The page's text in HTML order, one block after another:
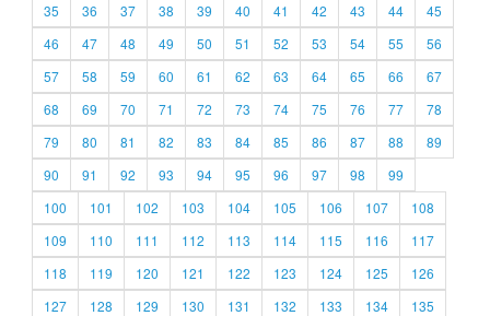
35
36 37 38 39 40 41 42 43 44
45
46
47 48 49 50 51 52 53 54 55
56
57
58 59 60 61 62 63 64 65 66
67
68
69 70 71 72 73 74 75 76 77
78
79
80 81 82 83 84 85 86 87 88
89
90
91 92 93 94 95 96 97 98
99
100
101 102 103 104 105 106 107
108
109
110 111 112 113 114 115 116
117
118
119 120 121 122 123 124 125
126
127
128 129 130 131 132 133 134
135